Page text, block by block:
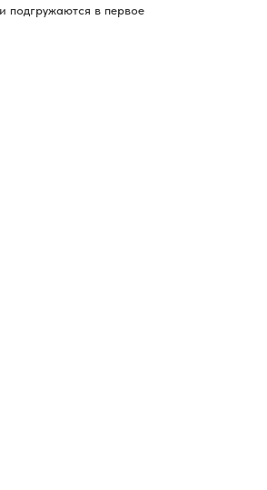
подгружаются в первое